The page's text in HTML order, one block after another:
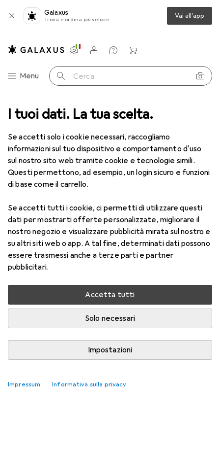
I tuoi dati. La tua scelta.
Se accetti solo i cookie necessari, raccogliamo
informazioni sul tuo dispositivo e comportamento d'uso
sul nostro sito web tramite cookie e tecnologie simili.
Questi permettono, ad esempio, un login sicuro e funzioni
di base come il carrello.
Se accetti tutti i cookie, ci permetti di utilizzare questi
dati per mostrarti offerte personalizzate, migliorare il
nostro negozio e visualizzare pubblicità mirata sul nostro e
su altri siti web o app. A tal fine, determinati dati possono
essere trasmessi anche a terze parti e partner
pubblicitari.
Accetta tutti
Solo necessari
Impostazioni
Impressum Informativa sulla privacy
Galaxus
Trova e ordina più veloce Vai all'app
Categoria Navigazione
Menu Cerca
Impostazioni
Conto cliente
Liste di confronto
Liste dei desideri
Carrello
Cavo video Roline HDMI (Typ A) — HDMI (Typ A)
EUR
19,90
RolineHDMI (Typ A) — HDMI (Typ A)
1 m
Accessori per Roline HDMI (Typ
A) — HDMI (Typ A)
Qui trovi accessori adatti per il prodotto Roline HDMI (Typ
A) — HDMI (Typ A).
Rilevanza
Elenco dei prodotti
Nessun prodotto trovato